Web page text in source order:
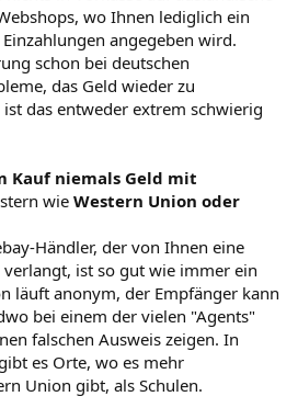
wo Ihnen lediglich ein
angegeben wird.
schon bei deutschen
das Geld wieder zu
das entweder extrem schwierig
Kauf niemals Geld mit
wie Western Union oder
Händler, der von Ihnen eine
ist so gut wie immer ein
läuft anonym, der Empfänger kann
bei einem der vielen "Agents"
falschen Ausweis zeigen. In
es Orte, wo es mehr
Union gibt, als Schulen.